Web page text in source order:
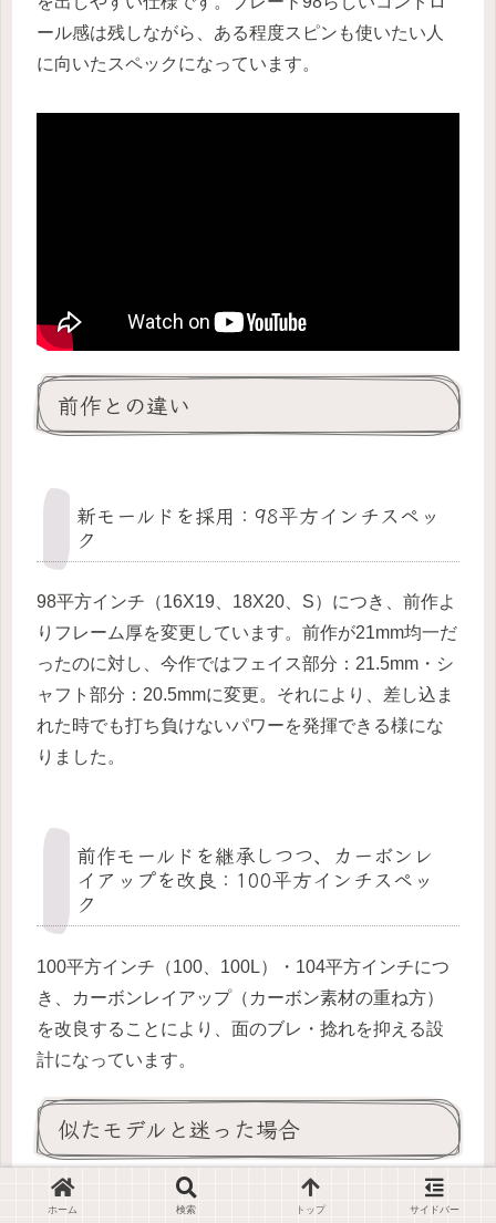
ール感は残しながら、ある程度スピンも使いたい人
に向いたスペックになっています。
前作との違い
新モールドを採用：98平方インチスペッ
ク
98平方インチ（16X19、18X20、S）につき、前作よ
りフレーム厚を変更しています。前作が21mm均一だ
ったのに対し、今作ではフェイス部分：21.5mm・シ
ャフト部分：20.5mmに変更。それにより、差し込ま
れた時でも打ち負けないパワーを発揮できる様にな
りました。
前作モールドを継承しつつ、カーボンレ
イアップを改良：100平方インチスペッ
ク
100平方インチ（100、100L）・104平方インチにつ
き、カーボンレイアップ（カーボン素材の重ね方）
を改良することにより、面のブレ・捻れを抑える設
計になっています。
似たモデルと迷った場合
ブレード V10 98 16X19を検討する人は、同じブレー
ホーム 検索 トップ サイドバー